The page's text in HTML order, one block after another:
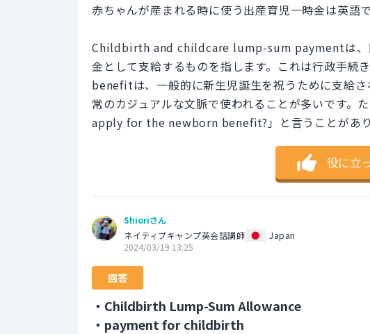
赤ちゃんが産まれる時に使う出産育児一時金は英語
Childbirth and childcare lump-sum paymentは、
金として支給するものを指します。これは行政手
benefitは、一般的に新生児誕生を祝うために支給
常のカジュアルな文脈で使われることが多いです。
apply for the newborn benefit?」と言うことがあり
役に立
Shioriさん
ネイティブキャンプ英会話講師
Japan
2024/03/19 13:25
回答
・Childbirth Lump-Sum Allowance
・payment for childbirth